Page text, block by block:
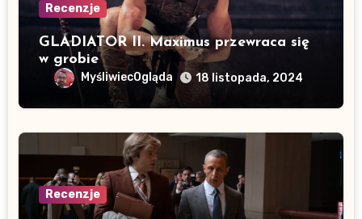
Recenzje
GLADIATOR II. Maximus przewraca się
w grobie
MyśliwiecOgląda 18 listopada, 2024
Recenzje